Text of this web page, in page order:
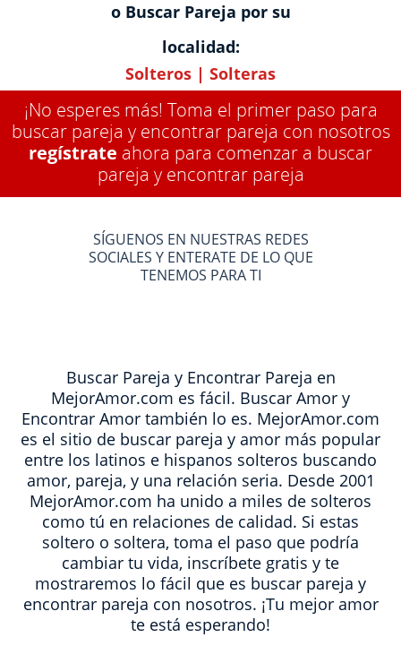
o Buscar Pareja por su
localidad:
Solteros | Solteras
¡No esperes más! Toma el primer paso para
buscar pareja y encontrar pareja con nosotros
regístrate ahora para comenzar a buscar
pareja y encontrar pareja
SÍGUENOS EN NUESTRAS REDES
SOCIALES Y ENTERATE DE LO QUE
TENEMOS PARA TI
Buscar Pareja y Encontrar Pareja en
MejorAmor.com es fácil. Buscar Amor y
Encontrar Amor también lo es. MejorAmor.com
es el sitio de buscar pareja y amor más popular
entre los latinos e hispanos solteros buscando
amor, pareja, y una relación seria. Desde 2001
MejorAmor.com ha unido a miles de solteros
como tú en relaciones de calidad. Si estas
soltero o soltera, toma el paso que podría
cambiar tu vida, inscríbete gratis y te
mostraremos lo fácil que es buscar pareja y
encontrar pareja con nosotros. ¡Tu mejor amor
te está esperando!